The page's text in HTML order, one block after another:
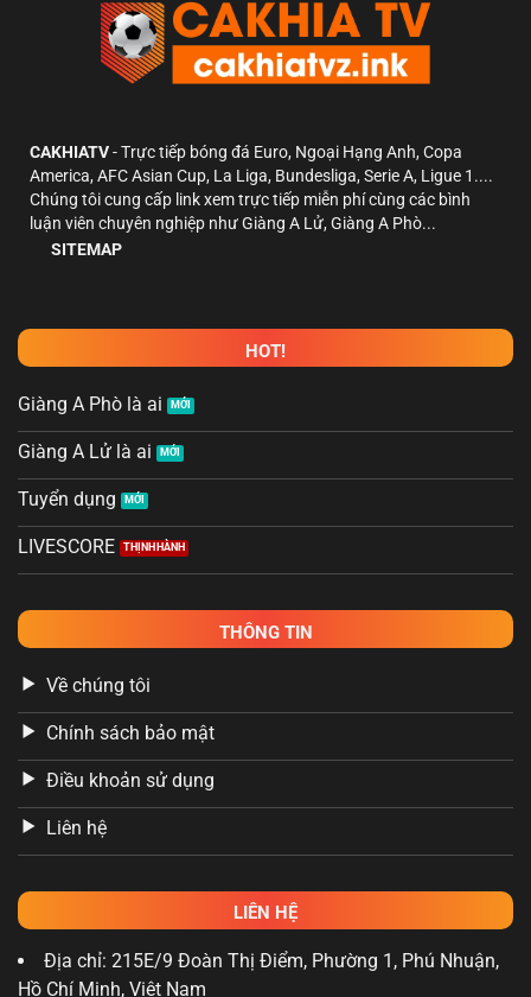
CAKHIATV- Trực tiếp bóng đá Euro, Ngoại Hạng Anh, Copa
America, AFC Asian Cup, La Liga, Bundesliga, Serie A, Ligue 1....
Chúng tôi cung cấp link xem trực tiếp miễn phí cùng các bình
luận viên chuyên nghiệp như Giàng A Lử, Giàng A Phò...
SITEMAP
HOT!
Giàng A Phò là ai
Giàng A Lử là ai
Tuyển dụng
LIVESCORE
THÔNG TIN
Về chúng tôi
Chính sách bảo mật
Điều khoản sử dụng
Liên hệ
LIÊN HỆ
Địa chỉ: 215E/9 Đoàn Thị Điểm, Phường 1, Phú Nhuận,
Hồ Chí Minh, Việt Nam